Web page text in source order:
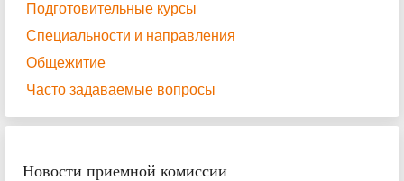
Подготовительные курсы
Специальности и направления
Общежитие
Часто задаваемые вопросы
Новости приемной комиссии